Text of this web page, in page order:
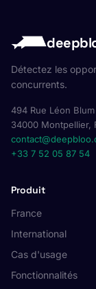
Détectez les
concurrents.
494 Rue Léon Blum
34000 Montpellier,
+33 7 52 05 87 54
Produit
France
International
Cas d'usage
Fonctionnalités